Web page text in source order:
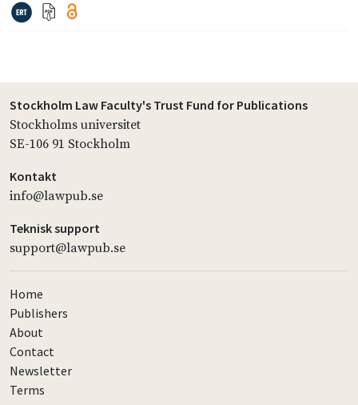
Stockholm Law Faculty's Trust Fund for Publications
Stockholms universitet
SE-106 91 Stockholm
Kontakt
info@lawpub.se
Teknisk support
support@lawpub.se
Home
Publishers
About
Contact
Newsletter
Terms